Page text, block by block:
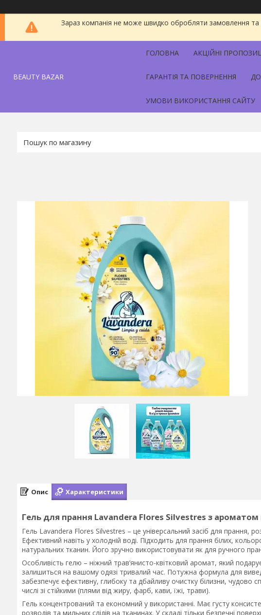
Зараз компанія не може швидко обробляти замовлення та
BEAUTY BAZAR
ГОЛОВНА АКЦІЙНІ
ГАРАНТІЯ ТА ПОВЕРНЕННЯ
УМОВИ ВИКОРИСТАННЯ САЙТУ
Опис Характеристики
Гель для прання Lavandera Flores Silvestres з ароматом
Гель Lavandera Flores Silvestres – це універсальний засіб для прання,
Ефективний навіть у холодній воді. Підходить для прання білих,
натуральних тканин. Його зручно використовувати як для ручного
Особливість гелю – ніжний трав’янисто-квітковий аромат, який
залишиться на вашому одязі тривалий час. Потужна формула для
забезпечує ефективну, глибоку та дбайливу очистку білизни, чудово
числі зі стійкими (плями від жиру, фарб, кави, їжі, трави).
Гель концентрований та економний у використанні. Має густу
розводів та мильних слідів на тканинах. У складі тільки безпечні